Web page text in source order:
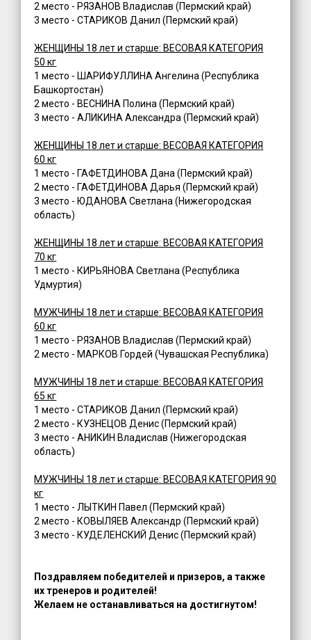
2 место - РЯЗАНОВ Владислав (Пермский край)
3 место - СТАРИКОВ Данил (Пермский край)
ЖЕНЩИНЫ 18 лет и старше: ВЕСОВАЯ КАТЕГОРИЯ
50 кг
1 место - ШАРИФУЛЛИНА Ангелина (Республика
Башкортостан)
2 место - ВЕСНИНА Полина (Пермский край)
3 место - АЛИКИНА Александра (Пермский край)
ЖЕНЩИНЫ 18 лет и старше: ВЕСОВАЯ КАТЕГОРИЯ
60 кг
1 место - ГАФЕТДИНОВА Дана (Пермский край)
2 место - ГАФЕТДИНОВА Дарья (Пермский край)
3 место - ЮДАНОВА Светлана (Нижегородская
область)
ЖЕНЩИНЫ 18 лет и старше: ВЕСОВАЯ КАТЕГОРИЯ
70 кг
1 место - КИРЬЯНОВА Светлана (Республика
Удмуртия)
МУЖЧИНЫ 18 лет и старше: ВЕСОВАЯ КАТЕГОРИЯ
60 кг
1 место - РЯЗАНОВ Владислав (Пермский край)
2 место - МАРКОВ Гордей (Чувашская Республика)
МУЖЧИНЫ 18 лет и старше: ВЕСОВАЯ КАТЕГОРИЯ
65 кг
1 место - СТАРИКОВ Данил (Пермский край)
2 место - КУЗНЕЦОВ Денис (Пермский край)
3 место - АНИКИН Владислав (Нижегородская
область)
МУЖЧИНЫ 18 лет и старше: ВЕСОВАЯ КАТЕГОРИЯ 90
кг
1 место - ЛЫТКИН Павел (Пермский край)
2 место - КОВЫЛЯЕВ Александр (Пермский край)
3 место - КУДЕЛЕНСКИЙ Денис (Пермский край)
Поздравляем победителей и призеров, а также
их тренеров и родителей!
Желаем не останавливаться на достигнутом!